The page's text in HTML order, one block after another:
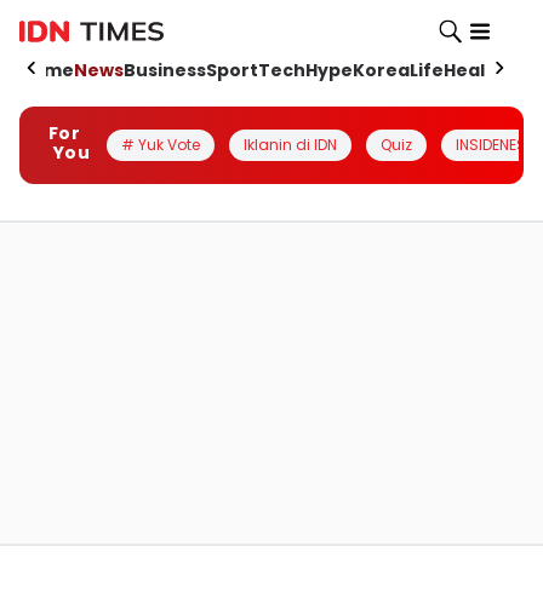
HomeNewsBusinessSportTechHypeKoreaLifeHealth
For
You
# Yuk Vote Iklanin di IDN Quiz INSIDENESIA